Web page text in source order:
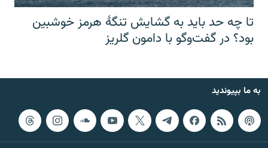
تا چه حد باید به گشایش تنگهٔ هرمز خوشبین
بود؟ در گفت‌وگو با دامون گلریز
به ما بپیوندید